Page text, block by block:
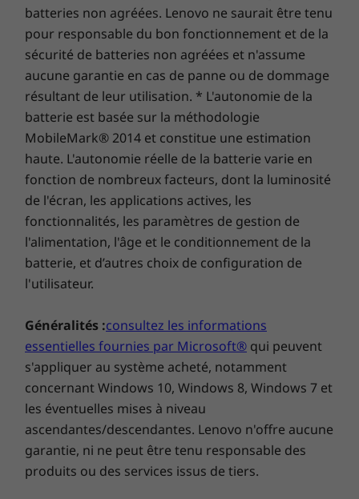
qu’auparavant. Il est également équipé d’une
webcam frontale, proposée en résolution HD
ou Full HD, et d’une webcam frontale en option
pour des sessions d’apprentissage interactives,
entre l’enseignant et les élèves ou juste pour
les élèves entre eux.
Protégez vos données et la planète
Que vous cherchiez à protéger vos données ou
la planète, le portable 2-en-1 Lenovo 500w
* Consultez www.epeat.netpour connaître l’éligibilité de certification par pays.
AUTRES INFORMATIONS
Sécurité
Encoche de sécurité Kensington Nano™
Cache de confidentialité intégré à la webcam
Logiciels préinstallés
Lenovo Commercial Vantage
Office 365 (version d’essai)
Portable 2-en-1 Lenovo 500w Yoga Gen 4 (12" Intel)
Adaptateur secteur (45 W USB-C ou 65 W USB-C en
option)
Guide de démarrage rapide
Débit d'absorption spécifique (DAS)
DAS Membre : 0,637 W/kg
batteries non agréées. Lenovo ne saurait être tenu
pour responsable du bon fonctionnement et de la
sécurité de batteries non agréées et n'assume
aucune garantie en cas de panne ou de dommage
résultant de leur utilisation. * L'autonomie de la
batterie est basée sur la méthodologie
MobileMark® 2014 et constitue une estimation
haute. L'autonomie réelle de la batterie varie en
fonction de nombreux facteurs, dont la luminosité
de l'écran, les applications actives, les
fonctionnalités, les paramètres de gestion de
l'alimentation, l'âge et le conditionnement de la
batterie, et d’autres choix de configuration de
l'utilisateur.
Généralités :consultez les informations
essentielles fournies par Microsoft® qui peuvent
s'appliquer au système acheté, notamment
concernant Windows 10, Windows 8, Windows 7 et
les éventuelles mises à niveau
ascendantes/descendantes. Lenovo n'offre aucune
garantie, ni ne peut être tenu responsable des
produits ou des services issus de tiers.